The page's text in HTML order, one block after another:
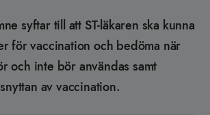
syftar till att ST-läkaren ska kunna
för vaccination och bedöma när
och inte bör användas samt
av vaccination.